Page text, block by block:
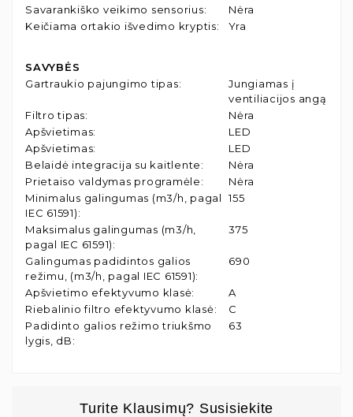
Savarankiško veikimo sensorius:
Nėra
Keičiama ortakio išvedimo kryptis: Yra
SAVYBĖS
Gartraukio pajungimo tipas:
Jungiamas į
ventiliacijos angą
Filtro tipas:
Nėra
Apšvietimas:
LED
Apšvietimas:
LED
Belaidė integracija su kaitlente:
Nėra
Prietaiso valdymas programėle:
Nėra
Minimalus galingumas (m3/h, pagal
IEC 61591):
155
Maksimalus galingumas (m3/h,
pagal IEC 61591):
375
Galingumas padidintos galios
režimu, (m3/h, pagal IEC 61591):
690
Apšvietimo efektyvumo klasė:
A
Riebalinio filtro efektyvumo klasė:
C
Padidinto galios režimo triukšmo
lygis, dB:
63
Turite Klausimų? Susisiekite